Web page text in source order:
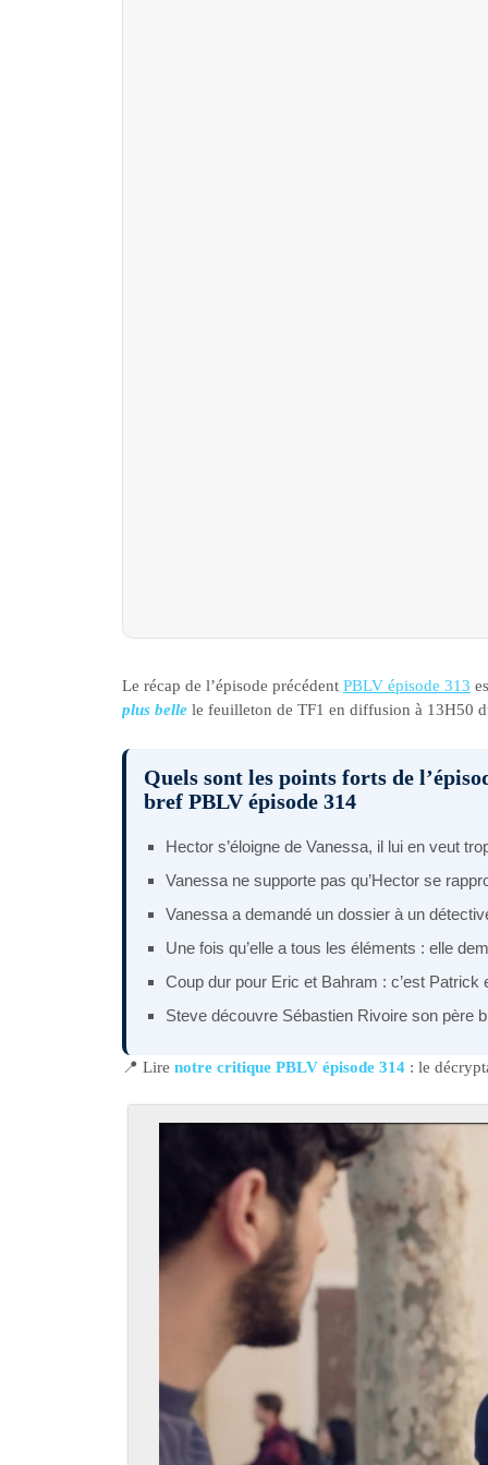
Le récap de l’épisode précédent PBLV épisode 313
plus belle le feuilleton de TF1 en diffusion à 13H50
Quels sont les points forts de
bref PBLV épisode 314
Hector s’éloigne de Vanessa, il lui en veut
Vanessa ne supporte pas qu’Hector se
Vanessa a demandé un dossier à un
Une fois qu’elle a tous les éléments : elle
Coup dur pour Eric et Bahram : c’est Patrick
Steve découvre Sébastien Rivoire son père
📍 Lire notre critique PBLV épisode 314 : le